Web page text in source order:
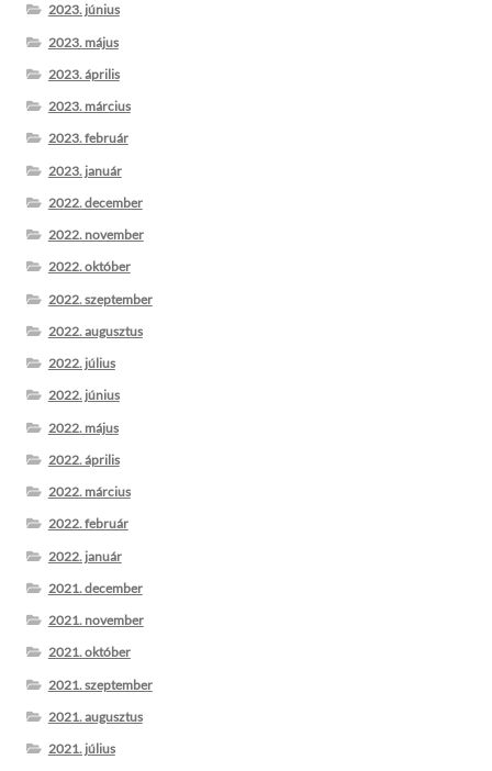
2023. június
2023. május
2023. április
2023. március
2023. február
2023. január
2022. december
2022. november
2022. október
2022. szeptember
2022. augusztus
2022. július
2022. június
2022. május
2022. április
2022. március
2022. február
2022. január
2021. december
2021. november
2021. október
2021. szeptember
2021. augusztus
2021. július